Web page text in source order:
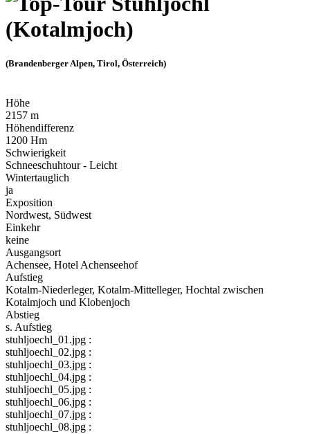
(Kotalmjoch)
(Brandenberger Alpen, Tirol, Österreich)
Höhe
2157 m
Höhendifferenz
1200 Hm
Schwierigkeit
Schneeschuhtour - Leicht
Wintertauglich
ja
Exposition
Nordwest, Südwest
Einkehr
keine
Ausgangsort
Achensee, Hotel Achenseehof
Aufstieg
Kotalm-Niederleger, Kotalm-Mittelleger, Hochtal zwischen
Kotalmjoch und Klobenjoch
Abstieg
s. Aufstieg
stuhljoechl_01.jpg :
stuhljoechl_02.jpg :
stuhljoechl_03.jpg :
stuhljoechl_04.jpg :
stuhljoechl_05.jpg :
stuhljoechl_06.jpg :
stuhljoechl_07.jpg :
stuhljoechl_08.jpg :